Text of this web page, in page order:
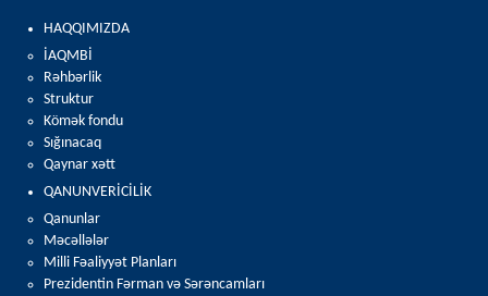
HAQQIMIZDA
İAQMBİ
Rəhbərlik
Struktur
Kömək fondu
Sığınacaq
Qaynar xətt
QANUNVERİCİLİK
Qanunlar
Məcəllələr
Milli Fəaliyyət Planları
Prezidentin Fərman və Sərəncamları